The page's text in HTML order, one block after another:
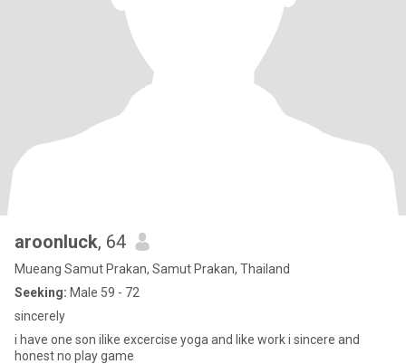
aroonluck, 64
Mueang Samut Prakan, Samut Prakan, Thailand
Seeking: Male 59 - 72
sincerely
i have one son ilike excercise yoga and like work i sincere and
honest no play game